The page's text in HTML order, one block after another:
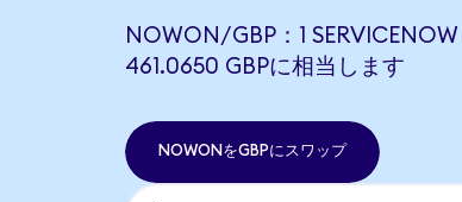
NOWON/GBP：1
461.0650 GBPに相当します
NOWONをGBPにスワップ